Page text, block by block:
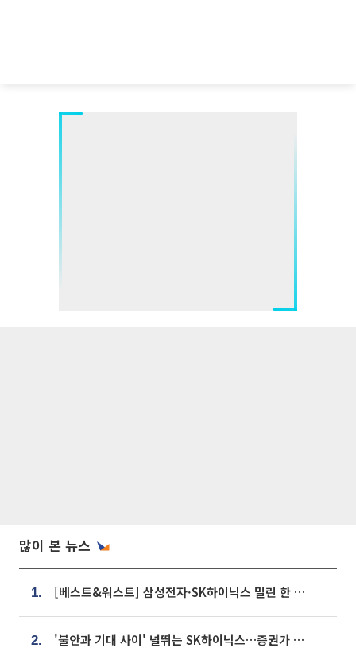
많이 본 뉴스
1. [베스트&워스트] 삼성전자·SK하이닉스 밀린 한 주…상상인증권은 85% 급등
2. '불안과 기대 사이' 널뛰는 SK하이닉스…증권가 "HBM4·LTA 기반 펀터멘털 견고"